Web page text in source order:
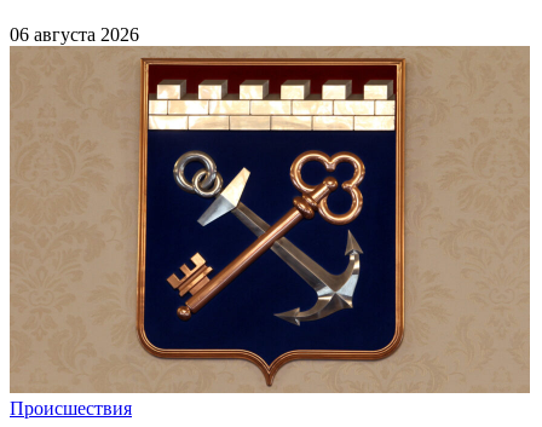
06 августа 2026
Происшествия